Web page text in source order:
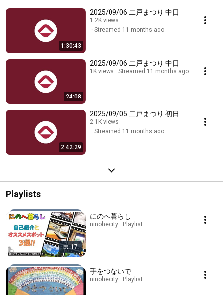
1:30:43
2025/09/06 二戸まつり 中日
1.2K views
Streamed 11 months ago
24:08
2025/09/06 二戸まつり 中日
1K views Streamed 11 months ago
2:42:29
2025/09/05 二戸まつり 初日
2.1K views
Streamed 11 months ago
Playlists
17
にのへ暮らし
ninohecity · Playlist
手をつないで
ninohecity · Playlist